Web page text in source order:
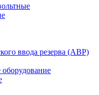
ввода резерва (АВР)